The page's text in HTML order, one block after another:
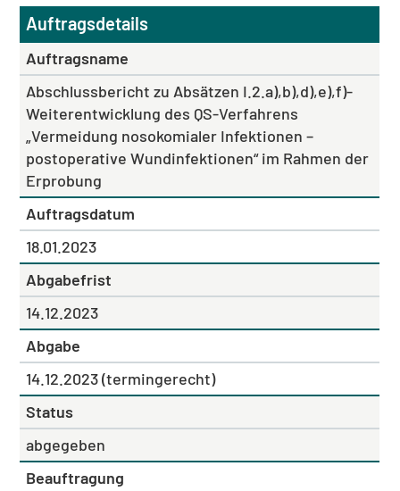
Auftragsdetails
Auftragsname
Abschlussbericht zu Absätzen I.2.a),b),d),e),f)-
Weiterentwicklung des QS-Verfahrens
„Vermeidung nosokomialer Infektionen –
postoperative Wundinfektionen“ im Rahmen der
Erprobung
Auftragsdatum
18.01.2023
Abgabefrist
14.12.2023
Abgabe
14.12.2023 (termingerecht)
Status
abgegeben
Beauftragung